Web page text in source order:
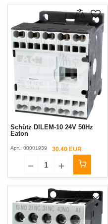
Schütz DILEM-10 24V 50Hz
Eaton
Арт.: 00001939 30.40 EUR